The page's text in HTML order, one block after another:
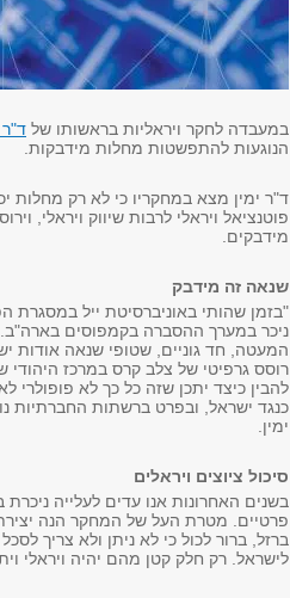
במעבדה לחקר ויראליות בראשותו של ד"ר
הנוגעות להתפשטות מחלות מידבקות.
ד"ר ימין מצא במחקריו כי לא רק מחלות
פוטנציאל ויראלי לרבות שיווק ויראלי,
מידבקים.
שנאה זה מידבק
"בזמן שהותי באוניברסיטת ייל במסגרת
ניכר במערך ההסברה בקמפוסים בארה"ב.
המעטה, חד גוניים, שטופי שנאה אודות
רוסס גרפיטי של צלב קרס במרכז היהודי
להבין כיצד יתכן שזה כל כך לא
כנגד ישראל, ובפרט ברשתות החברתיות
ימין.
סיכול ציוצים ויראלים
בשנים האחרונות אנו עדים לעלייה ניכרת
פרטיים. מטרת העל של המחקר הנה
ברזל, ברור לכול כי לא ניתן ולא צריך
לישראל. רק חלק קטן מהם יהיה ויראלי